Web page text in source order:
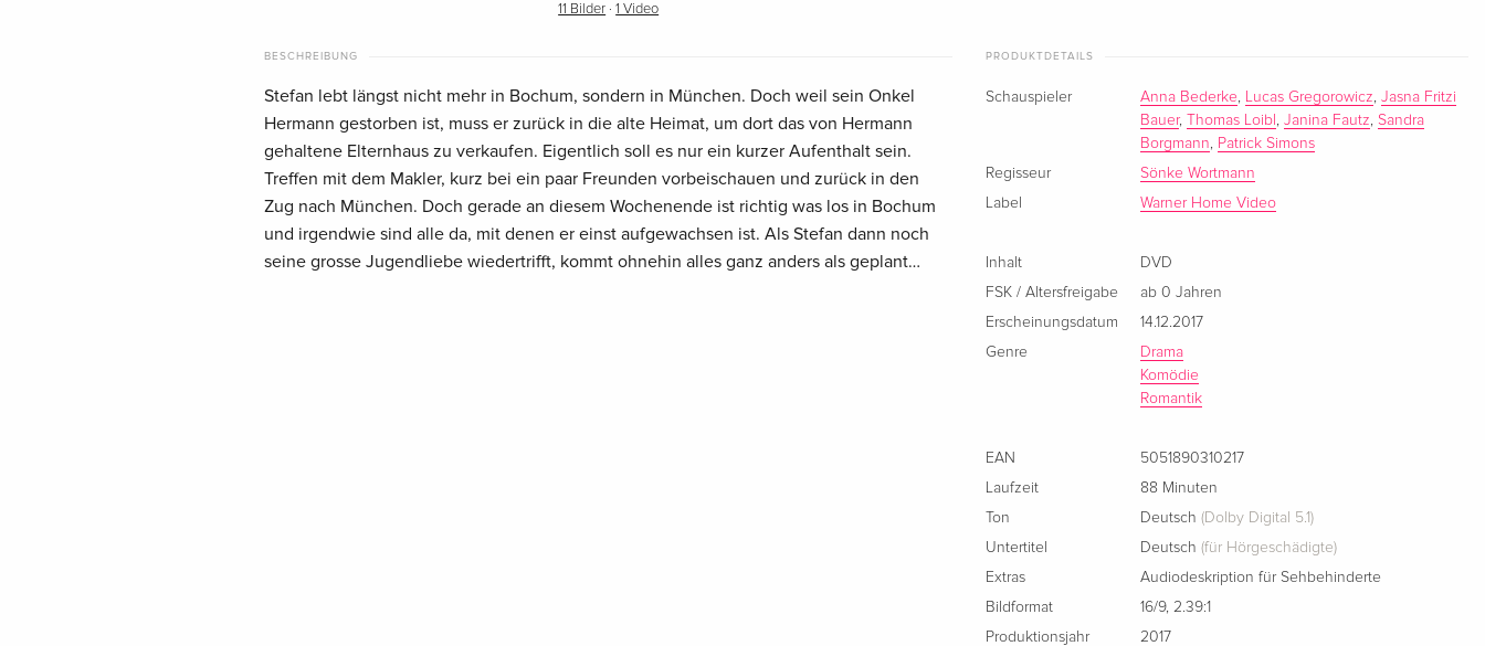
11 Bilder ·1 Video
BESCHREIBUNG
Stefan lebt längst nicht mehr in Bochum, sondern in München. Doch weil sein Onkel
Hermann gestorben ist, muss er zurück in die alte Heimat, um dort das von Hermann
gehaltene Elternhaus zu verkaufen. Eigentlich soll es nur ein kurzer Aufenthalt sein.
Treffen mit dem Makler, kurz bei ein paar Freunden vorbeischauen und zurück in den
Zug nach München. Doch gerade an diesem Wochenende ist richtig was los in Bochum
und irgendwie sind alle da, mit denen er einst aufgewachsen ist. Als Stefan dann noch
seine grosse Jugendliebe wiedertrifft, kommt ohnehin alles ganz anders als geplant…
PRODUKTDETAILS
Schauspieler Anna Bederke, Lucas Gregorowicz,Jasna Fritzi
Bauer, Thomas Loibl ,Janina Fautz,Sandra
Borgmann, Patrick Simons
Regisseur
Sönke Wortmann
Label
Warner Home Video
Inhalt
DVD
FSK / Altersfreigabe
ab 0 Jahren
Erscheinungsdatum
14.12.2017
Genre
Drama
Komödie
Romantik
EAN
5051890310217
Laufzeit
88 Minuten
Ton
Deutsch (Dolby Digital 5.1)
Untertitel
Deutsch (für Hörgeschädigte)
Extras
Audiodeskription für Sehbehinderte
Bildformat
16/9,2.39:1
Produktionsjahr
2017